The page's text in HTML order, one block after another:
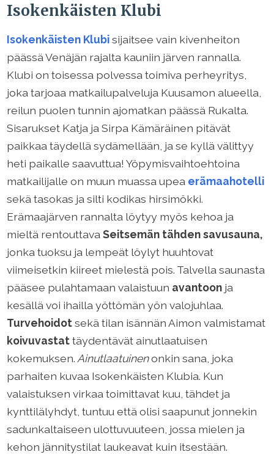
Isokenkäisten Klubi
Isokenkäisten Klubisijaitsee vain kivenheiton
päässä Venäjän rajalta kauniin järven rannalla.
Klubi on toisessa polvessa toimiva perheyritys,
joka tarjoaa matkailupalveluja Kuusamon alueella,
reilun puolen tunnin ajomatkan päässä Rukalta.
Sisarukset Katja ja Sirpa Kämäräinen pitävät
paikkaa täydellä sydämellään, ja se kyllä välittyy
heti paikalle saavuttua! Yöpymisvaihtoehtoina
matkailijalle on muun muassa upea erämaahotelli
sekä tasokas ja silti kodikas hirsimökki.
Erämaajärven rannalta löytyy myös kehoa ja
mieltä rentouttavaSeitsemän tähden savusauna,
jonka tuoksu ja lempeät löylyt huuhtovat
viimeisetkin kiireet mielestä pois. Talvella saunasta
pääsee pulahtamaan valaistuun avantoon ja
kesällä voi ihailla yöttömän yön valojuhlaa.
Turvehoidotsekä tilan isännän Aimon valmistamat
koivuvastattäydentävät ainutlaatuisen
kokemuksen. Ainutlaatuinenonkin sana, joka
parhaiten kuvaa Isokenkäisten Klubia. Kun
valaistuksen virkaa toimittavat kuu, tähdet ja
kynttilälyhdyt, tuntuu että olisi saapunut jonnekin
sadunkaltaiseen ulottuvuuteen, jossa mielen ja
kehon jännitystilat laukeavat kuin itsestään.